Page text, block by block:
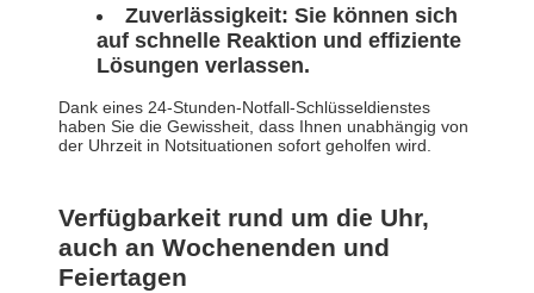
Zuverlässigkeit: Sie können sich
auf schnelle Reaktion und effiziente
Lösungen verlassen.
Dank eines 24-Stunden-Notfall-Schlüsseldienstes
haben Sie die Gewissheit, dass Ihnen unabhängig von
der Uhrzeit in Notsituationen sofort geholfen wird.
Verfügbarkeit rund um die Uhr,
auch an Wochenenden und
Feiertagen